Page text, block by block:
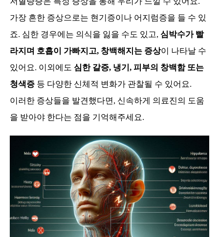
가장 흔한 증상으로는 현기증이나 어지럼증을 들 수 있
죠. 심한 경우에는 의식을 잃을 수도 있고, 심박수가 빨
라지며 호흡이 가빠지고, 창백해지는 증상이 나타날 수
있어요. 이외에도 심한 갈증, 냉기, 피부의 창백함 또는
청색증 등 다양한 신체적 변화가 관찰될 수 있어요.
이러한 증상들을 발견했다면, 신속하게 의료진의 도움
을 받아야 한다는 점을 기억해주세요.